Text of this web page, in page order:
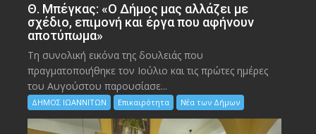
Θ. Μπέγκας: «Ο Δήμος μας αλλάζει με
σχέδιο, επιμονή και έργα που αφήνουν
αποτύπωμα»
Τη συνολική εικόνα της δουλειάς που
πραγματοποιήθηκε τον Ιούλιο και τις πρώτες ημέρες
του Αυγούστου παρουσίασε...
ΔΗΜΟΣ ΙΩΑΝΝΙΤΩΝ Επικαιρότητα Νέα των Δήμων